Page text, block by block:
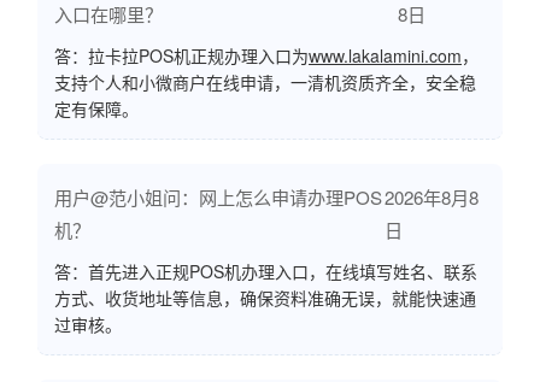
入口在哪里？
8日
答：拉卡拉POS机正规办理入口为www.lakalamini.com，
支持个人和小微商户在线申请，一清机资质齐全，安全稳
定有保障。
用户@范小姐问：网上怎么申请办理POS
机？
2026年8月8
日
答：首先进入正规POS机办理入口，在线填写姓名、联系
方式、收货地址等信息，确保资料准确无误，就能快速通
过审核。